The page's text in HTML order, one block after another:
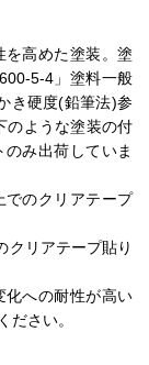
高めた塗装。塗
5-4」塗料一般
き硬度(鉛筆法)参
のような塗装の付
み出荷していま
でのクリアテープ
クリアテープ貼り
化への耐性が高い
ださい。